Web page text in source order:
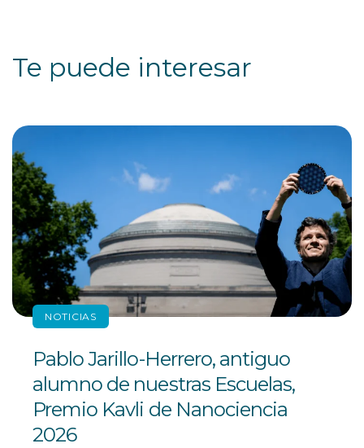
Te puede interesar
NOTICIAS
Pablo Jarillo-Herrero, antiguo
alumno de nuestras Escuelas,
Premio Kavli de Nanociencia
2026